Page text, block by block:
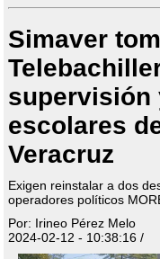
Simaver
supervisión
escolares
Veracruz
Exigen reinstalar a dos
operadores políticos
Por: Irineo Pérez Melo
2024-02-12 - 10:38:16 /